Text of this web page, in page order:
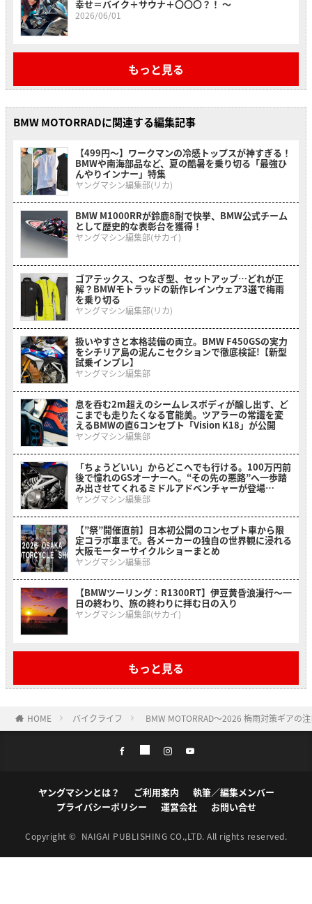
幸せ＝バイク＋サウナ＋〇〇〇？！ 〜
2026/06/01
もっと見る
BMW MOTORRADに関連する編集記事
【499円〜】ワークマンの冷感トップスが神すぎる！
BMWや南海部品など、夏の酷暑を乗り切る「最強ひ
んやりインナー」特集
ヤングマシン編集部(リカ)
BMW M1000RRが鈴鹿8耐で快挙、BMW公式チーム
として歴史的な表彰台を獲得！
ヤングマシン編集部(サカイ)
ゴアテックス、つなぎ型、セットアップ…どれが正
解？BMWモトラッドの新作レインウェア3選で梅雨
を乗り切る
ヤングマシン編集部(リカ)
扱いやすさと本格装備の両立。BMW F450GSの実力
をシチリア島の泥んこセクションで徹底検証!【新型
試乗インプレ】
ヤングマシン編集部
息を呑む2m超えのシームレスボディが醸し出す、ど
こまでも走りたくなる官能美。ツアラーの常識を変
えるBMWの直6コンセプト「Vision K18」が公開
ヤングマシン編集部
「ちょうどいい」からどこへでも行ける。100万円前
後で憧れのGSオーナーへ。“その先の悪路”へ一歩踏
み出させてくれるミドルアドベンチャーが登場
【BMW F 450 GS】
ヤングマシン編集部
【”祭”開催直前】日本初公開のコンセプト車から限
定コラボ車まで。各メーカーの独自の世界観に浸れる
大阪モーターサイクルショーまとめ
ヤングマシン編集部
【BMWツーリング：R1300RT】伊豆黄昏浪漫行〜一
日の終わり、旅の終わりに拝む日の入り
ヤングマシン編集部(サカイ)
もっと見る
HOME バイクライフ BMW MOTORRAD〜2026 梅雨対策ギアの
ヤングマシンとは？ ご利用案内
執筆／編集メンバー
プライバシーポリシー
運営会社 お問い合せ
Copyright © NAIGAI PUBLISHING CO.,LTD. All rights reserved.